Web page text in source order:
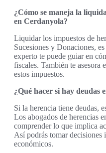
¿Cómo se maneja la
en Cerdanyola?
Liquidar los impuestos de
Sucesiones y Donaciones,
experto te puede guiar en
fiscales. También te asesora
estos impuestos.
¿Qué hacer si hay deudas
Si la herencia tiene deudas,
Los abogados de herencias
comprender lo que implica
Así podrás tomar decisiones
económicos.